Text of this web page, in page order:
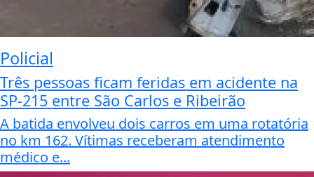
Policial
Três pessoas ficam feridas em acidente na
SP-215 entre São Carlos e Ribeirão
A batida envolveu dois carros em uma rotatória
no km 162. Vítimas receberam atendimento
médico e...